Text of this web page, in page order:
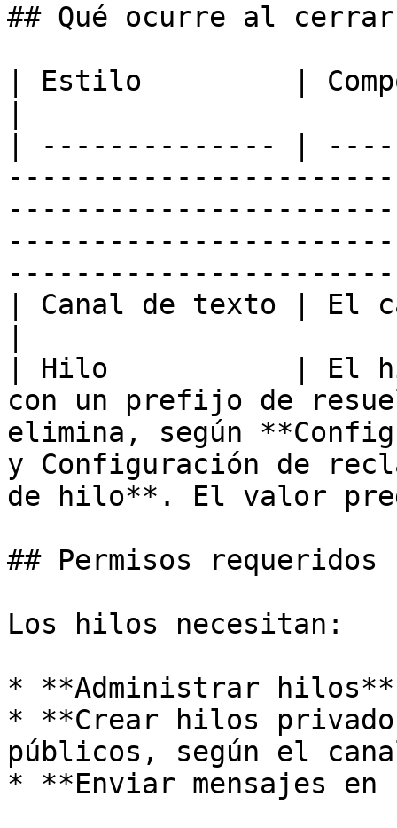
## Qué ocurre al cerrar
| Estilo         |
| -------------- |
| Canal de texto | El
| Hilo           | El
con un prefijo de
elimina, según
y Configuración de
de hilo**. El valor
## Permisos requeridos
Los hilos necesitan:
* **Administrar hilos**
* **Crear hilos
públicos, según el
* **Enviar mensajes